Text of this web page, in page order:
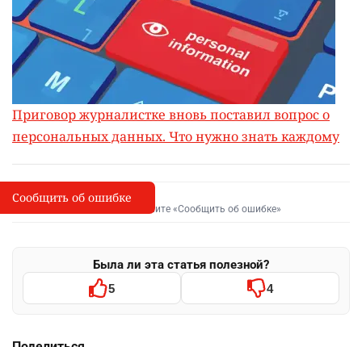
Приговор журналистке вновь поставил вопрос о
персональных данных. Что нужно знать каждому
I
Сообщить об опечатке
Выделите фрагмент и нажмите «Сообщить об ошибке»
Была ли эта статья полезной?
5 4
Сообщить об ошибке